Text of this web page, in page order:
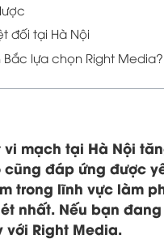
đối tại Hà Nội
lựa chọn Right Media?
mạch tại Hà Nội
đáp ứng được
trong lĩnh vực làm
nhất. Nếu bạn
Right Media.